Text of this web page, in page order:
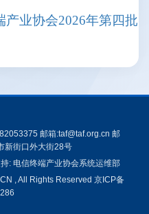
产业协会2026年第四批
邮箱:taf@taf.org.cn 邮
新街口外大街28号
: 电信终端产业协会系统运维部
, All Rights Reserved 京ICP备